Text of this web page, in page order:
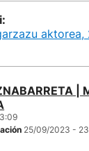
|
25/09/2023 -